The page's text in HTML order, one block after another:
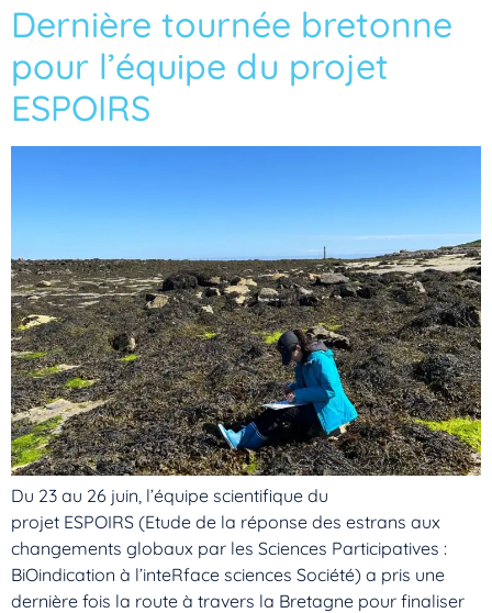
Dernière tournée bretonne
pour l’équipe du projet
ESPOIRS
Du 23 au 26 juin, l’équipe scientifique du
projet ESPOIRS (Etude de la réponse des estrans aux
changements globaux par les Sciences Participatives :
BiOindication à l’inteRface sciences Société) a pris une
dernière fois la route à travers la Bretagne pour finaliser